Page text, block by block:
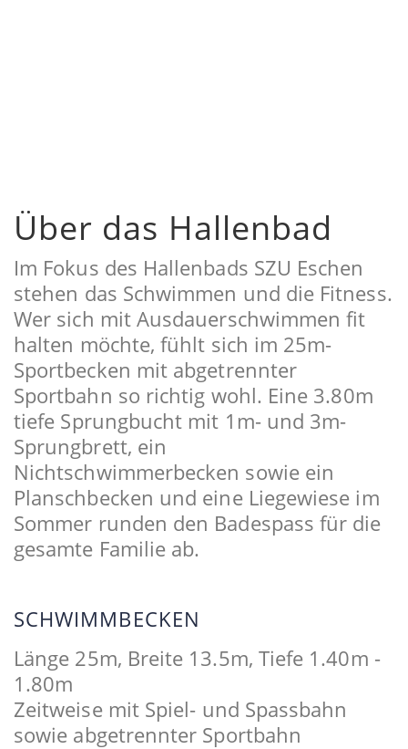
Über das Hallenbad
Im Fokus des Hallenbads SZU Eschen
stehen das Schwimmen und die Fitness.
Wer sich mit Ausdauerschwimmen fit
halten möchte, fühlt sich im 25m-
Sportbecken mit abgetrennter
Sportbahn so richtig wohl. Eine 3.80m
tiefe Sprungbucht mit 1m- und 3m-
Sprungbrett, ein
Nichtschwimmerbecken sowie ein
Planschbecken und eine Liegewiese im
Sommer runden den Badespass für die
gesamte Familie ab.
SCHWIMMBECKEN
Länge 25m, Breite 13.5m, Tiefe 1.40m -
1.80m
Zeitweise mit Spiel- und Spassbahn
sowie abgetrennter Sportbahn